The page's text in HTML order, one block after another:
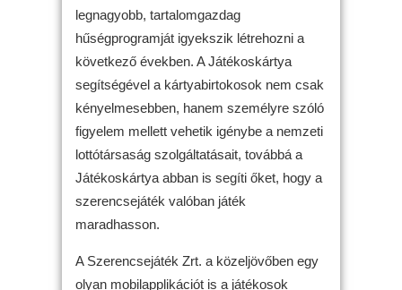
legnagyobb, tartalomgazdag
hűségprogramját igyekszik létrehozni a
következő években. A Játékoskártya
segítségével a kártyabirtokosok nem csak
kényelmesebben, hanem személyre szóló
figyelem mellett vehetik igénybe a nemzeti
lottótársaság szolgáltatásait, továbbá a
Játékoskártya abban is segíti őket, hogy a
szerencsejáték valóban játék
maradhasson.
A Szerencsejáték Zrt. a közeljövőben egy
olyan mobilapplikációt is a játékosok